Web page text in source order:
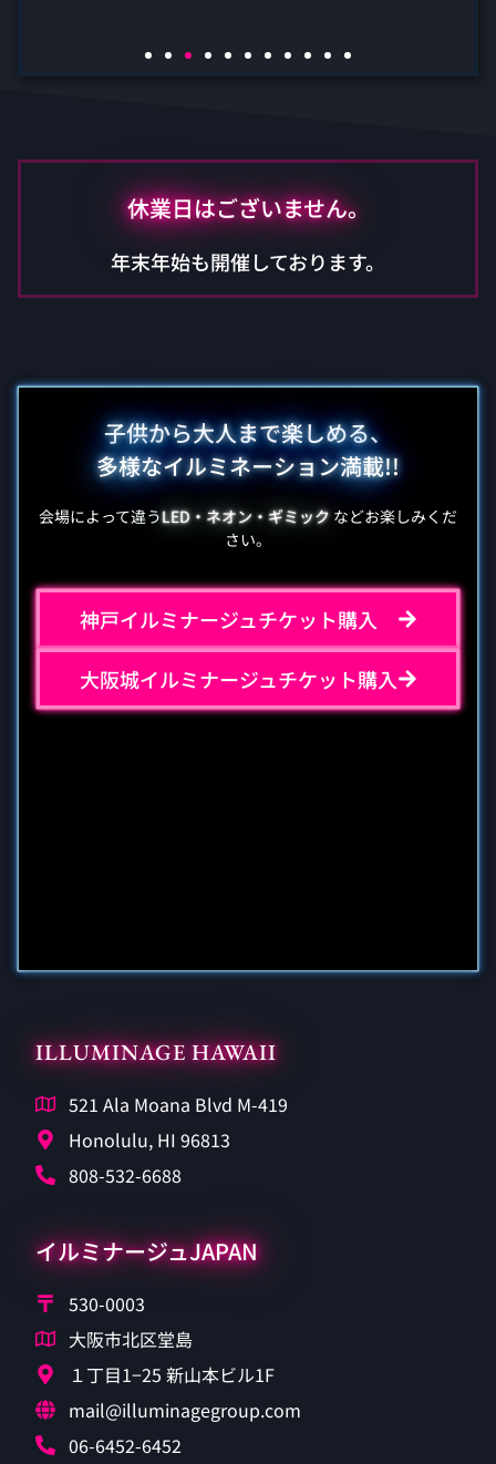
休業日はございません。
年末年始も開催しております。
子供から大人まで楽しめる、
多様なイルミネーション満載!!
会場によって違うLED・ネオン・ギミック などお楽しみくだ
さい。
神戸イルミナージュチケット購入
大阪城イルミナージュチケット購入
イルミナージュJAPAN
530-0003
大阪市北区堂島
１丁目1−25 新山本ビル1F
mail@illuminagegroup.com
06-6452-6452
ILLUMINAGE HAWAII
521 Ala Moana Blvd M-419
Honolulu, HI 96813
808-532-6688